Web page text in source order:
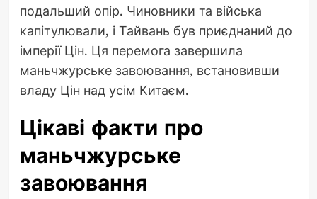
подальший опір. Чиновники та війська
капітулювали, і Тайвань був приєднаний до
імперії Цін. Ця перемога завершила
маньчжурське завоювання, встановивши
владу Цін над усім Китаєм.
Цікаві факти про
маньчжурське
завоювання